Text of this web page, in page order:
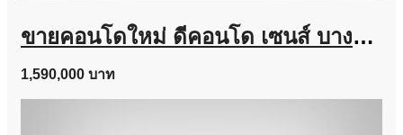
ขายคอนโดใหม่ ดีคอนโด เซนส์ บางแสน ชลบุรี ใกล้ ม.บูรพา พร้อมอยู่ แต่งครบ โทร 0931681685
1,590,000 บาท